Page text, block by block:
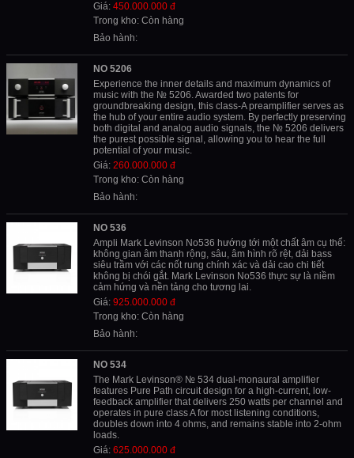
Giá: 450.000.000 đ
Trong kho: Còn hàng
Bảo hành:
NO 5206
Experience the inner details and maximum dynamics of
music with the № 5206. Awarded two patents for
groundbreaking design, this class-A preamplifier serves as
the hub of your entire audio system. By perfectly preserving
both digital and analog audio signals, the № 5206 delivers
the purest possible signal, allowing you to hear the full
potential of your music.
Giá: 260.000.000 đ
Trong kho: Còn hàng
Bảo hành:
NO 536
Ampli Mark Levinson No536 hướng tới một chất âm cụ thể:
không gian âm thanh rộng, sâu, âm hình rõ rệt, dải bass
siêu trầm với các nốt rung chính xác và dải cao chi tiết
không bị chói gắt. Mark Levinson No536 thực sự là niềm
cảm hứng và nền tảng cho tương lai.
Giá: 925.000.000 đ
Trong kho: Còn hàng
Bảo hành:
NO 534
The Mark Levinson® № 534 dual-monaural amplifier
features Pure Path circuit design for a high-current, low-
feedback amplifier that delivers 250 watts per channel and
operates in pure class A for most listening conditions,
doubles down into 4 ohms, and remains stable into 2-ohm
loads.
Giá: 625.000.000 đ